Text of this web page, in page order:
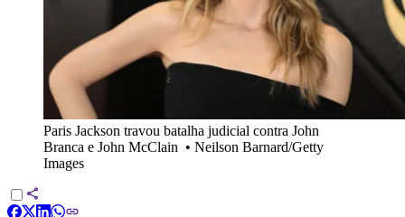
Paris Jackson travou batalha judicial contra John
Branca e John McClain • Neilson Barnard/Getty
Images